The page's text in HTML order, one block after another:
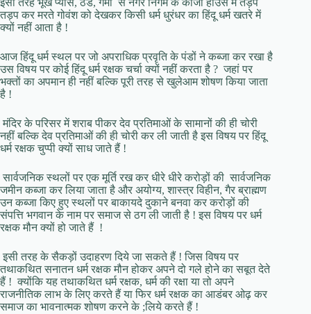
इसी तरह भूख प्यास, ठंड, गर्मी से नगर निगम के कांजी हाउस में तड़प
तड़प कर मरते गोवंश को देखकर किसी धर्म धुरंधर का हिंदू धर्म खतरे में
क्यों नहीं आता है !
आज हिंदू धर्म स्थल पर जो अपराधिक प्रवृति के पंडों ने कब्जा कर रखा है
उस विषय पर कोई हिंदू धर्म रक्षक चर्चा क्यों नहीं करता है ? जहां पर
भक्तों का अपमान ही नहीं बल्कि पूरी तरह से खुलेआम शोषण किया जाता
है !
मंदिर के परिसर में शराब पीकर देव प्रतिमाओं के सामानों की ही चोरी
नहीं बल्कि देव प्रतिमाओं की ही चोरी कर ली जाती है इस विषय पर हिंदू
धर्म रक्षक चुप्पी क्यों साध जाते हैं !
सार्वजनिक स्थलों पर एक मूर्ति रख कर धीरे धीरे करोड़ों की सार्वजनिक
जमीन कब्जा कर लिया जाता है और अयोग्य, शास्त्र विहीन, गैर ब्राह्मण
उन कब्जा किए हुए स्थलों पर बाकायदे दुकाने बनवा कर करोड़ों की
संपत्ति भगवान के नाम पर समाज से ठग ली जाती है ! इस विषय पर धर्म
रक्षक मौन क्यों हो जाते हैं !
इसी तरह के सैकड़ों उदाहरण दिये जा सकते हैं ! जिस विषय पर
तथाकथित सनातन धर्म रक्षक मौन होकर अपने दो गले होने का सबूत देते
हैं ! क्योंकि यह तथाकथित धर्म रक्षक, धर्म की रक्षा या तो अपने
राजनीतिक लाभ के लिए करते हैं या फिर धर्म रक्षक का आडंबर ओढ़ कर
समाज का भावनात्मक शोषण करने के ;लिये करते हैं !